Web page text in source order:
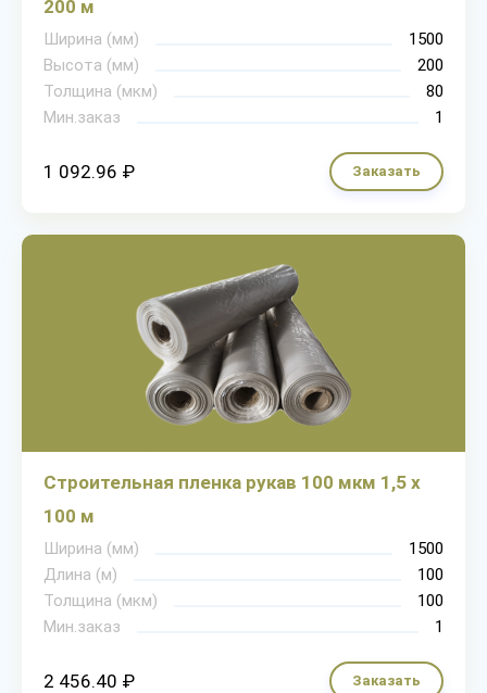
200 м
Ширина (мм)
1500
Высота (мм)
200
Толщина (мкм)
80
Мин.заказ
1
1 092.96 ₽ Заказать
Строительная пленка рукав 100 мкм 1,5 х
100 м
Ширина (мм)
1500
Длина (м)
100
Толщина (мкм)
100
Мин.заказ
1
2 456.40 ₽ Заказать